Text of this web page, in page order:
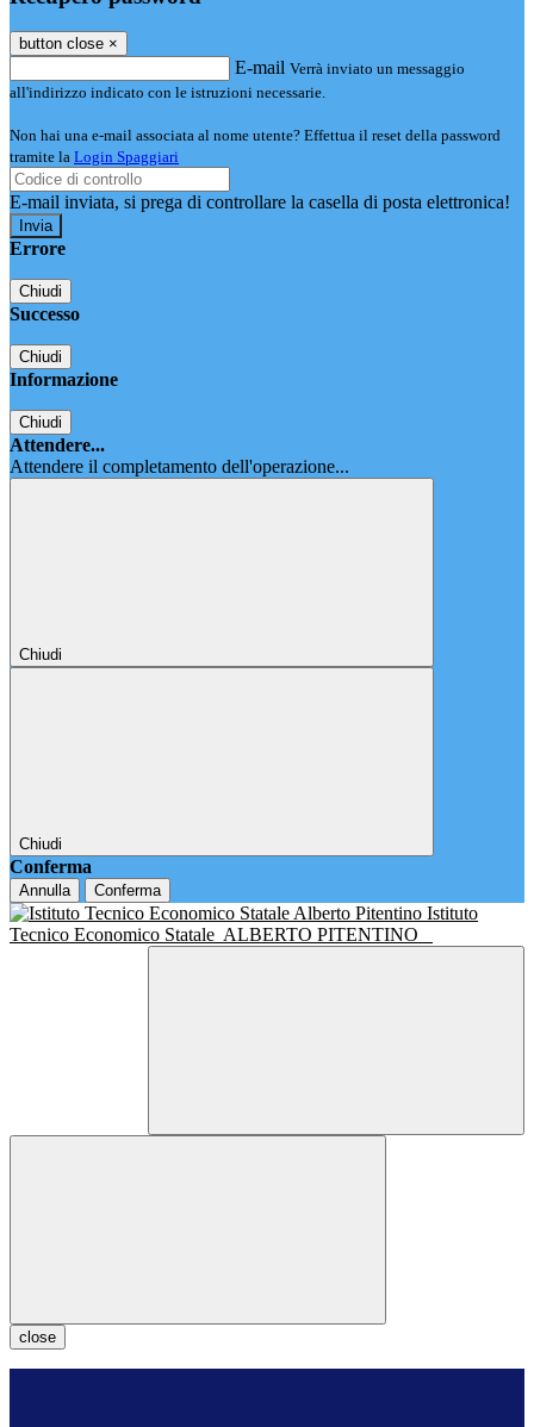
button close ×
E-mail Verrà inviato un messaggio
all'indirizzo indicato con le istruzioni necessarie.
Non hai una e-mail associata al nome utente? Effettua il reset della password
tramite la Login Spaggiari
E-mail inviata, si prega di controllare la casella di posta elettronica!
Errore
Chiudi
Successo
Chiudi
Informazione
Chiudi
Attendere...
Attendere il completamento dell'operazione...
Chiudi
Chiudi
Conferma
Annulla Conferma
Istituto
Tecnico Economico Statale ALBERTO PITENTINO
close